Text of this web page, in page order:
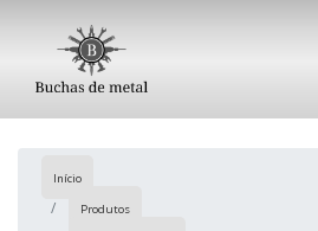
Início
Produtos